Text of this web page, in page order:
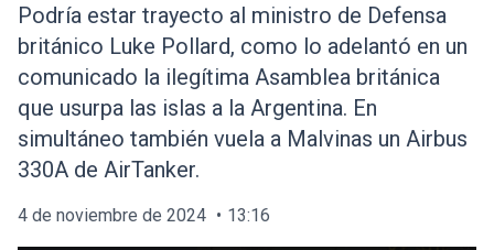
Podría estar trayecto al ministro de Defensa
británico Luke Pollard, como lo adelantó en un
comunicado la ilegítima Asamblea británica
que usurpa las islas a la Argentina. En
simultáneo también vuela a Malvinas un Airbus
330A de AirTanker.
4 de noviembre de 2024 13:16